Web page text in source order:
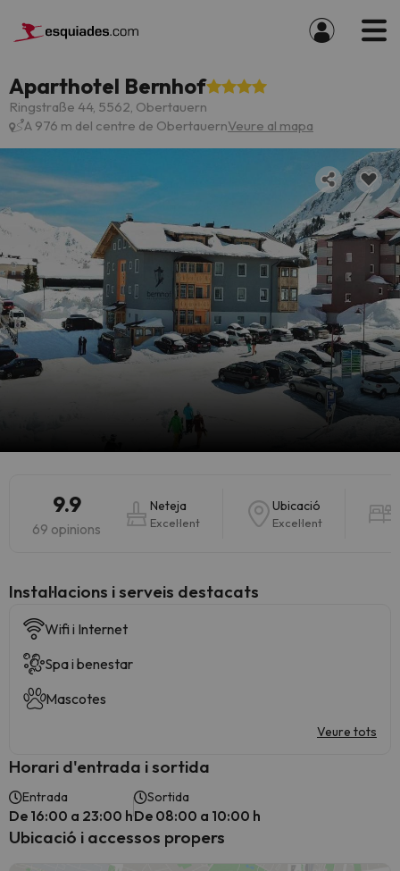
Aparthotel Bernhof
Ringstraße 44, 5562, Obertauern
A 976 m del centre de ObertauernVeure al mapa
9.9
69 opinions
Neteja
Excel·lent
Ubicació
Excel·lent
Instal·lacions i serveis destacats
Wifi i Internet
Spa i benestar
Mascotes
Veure tots
Horari d'entrada i sortida
Entrada
De 16:00 a 23:00 h
Sortida
De 08:00 a 10:00 h
Ubicació i accessos propers